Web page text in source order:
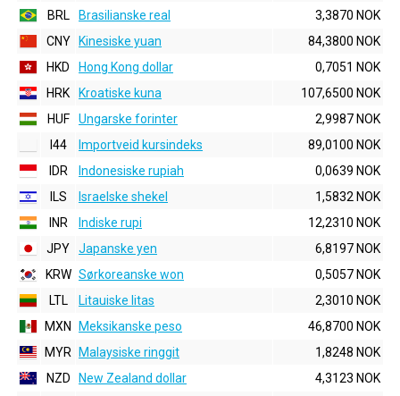
BRL
Brasilianske real
3,3870 NOK
CNY
Kinesiske yuan
84,3800 NOK
HKD
Hong Kong dollar
0,7051 NOK
HRK
Kroatiske kuna
107,6500 NOK
HUF
Ungarske forinter
2,9987 NOK
I44
Importveid kursindeks
89,0100 NOK
IDR
Indonesiske rupiah
0,0639 NOK
ILS
Israelske shekel
1,5832 NOK
INR
Indiske rupi
12,2310 NOK
JPY
Japanske yen
6,8197 NOK
KRW Sørkoreanske won
0,5057 NOK
LTL
Litauiske litas
2,3010 NOK
MXN
Meksikanske peso
46,8700 NOK
MYR
Malaysiske ringgit
1,8248 NOK
NZD
New Zealand dollar
4,3123 NOK